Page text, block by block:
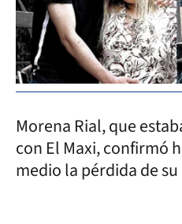
Morena Rial, que
con El Maxi, confirmó
medio la pérdida de